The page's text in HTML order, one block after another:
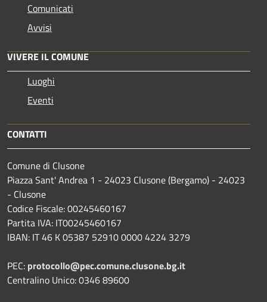
Comunicati
Avvisi
VIVERE IL COMUNE
Luoghi
Eventi
CONTATTI
Comune di Clusone
Piazza Sant' Andrea 1 - 24023 Clusone (Bergamo) - 24023
- Clusone
Codice Fiscale: 00245460167
Partita IVA: IT00245460167
IBAN: IT 46 K 05387 52910 0000 4224 3279
PEC: protocollo@pec.comune.clusone.bg.it
Centralino Unico: 0346 89600